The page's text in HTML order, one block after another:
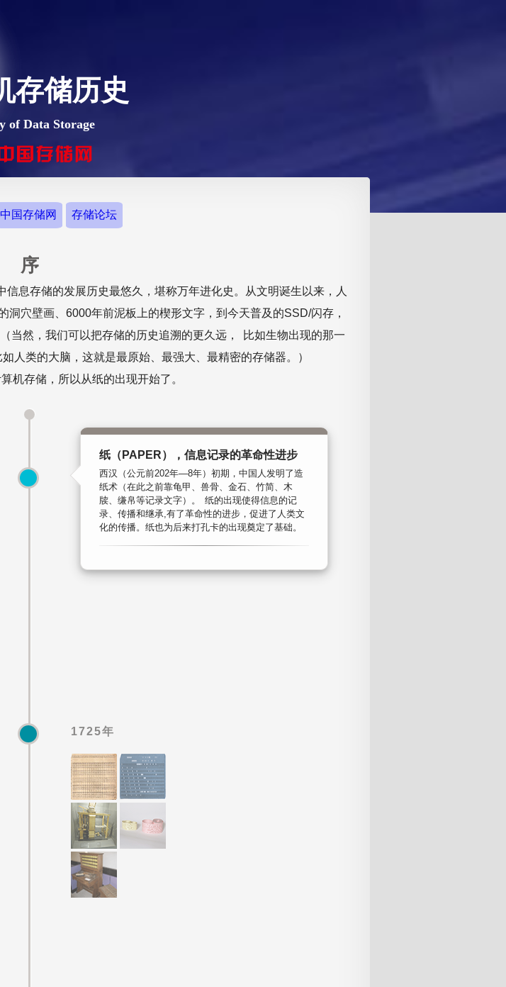
存储历史
of Data Storage
中国存储网 存储论坛
序
息存储的发展历史最悠久，堪称万年进化史。从文明诞生以来，人
穴壁画、6000年前泥板上的楔形文字，到今天普及的SSD/闪存，
当然，我们可以把存储的历史追溯的更久远， 比如生物出现的那一
人类的大脑，这就是最原始、最强大、最精密的存储器。）
机存储，所以从纸的出现开始了。
纸（PAPER），信息记录的革命性进步
西汉（公元前202年—8年）初期，中国人发明了造
纸术（在此之前靠龟甲、兽骨、金石、竹简、木
牍、缣帛等记录文字）。 纸的出现使得信息的记
录、传播和继承,有了革命性的进步，促进了人类文
化的传播。纸也为后来打孔卡的出现奠定了基础。
1725年